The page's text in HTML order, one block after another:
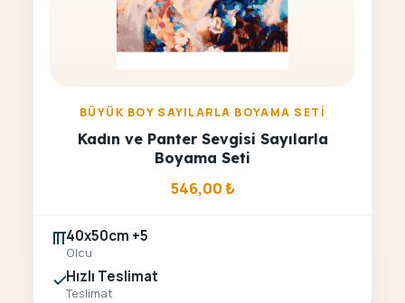
BÜYÜK BOY SAYILARLA BOYAMA SETI
Kadın ve Panter Sevgisi Sayılarla
Boyama Seti
546,00₺
40x50cm +5
Olcu
Hızlı Teslimat
Teslimat